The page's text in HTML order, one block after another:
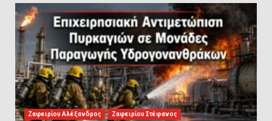
Εκπαιδεύουμε για να
εκπαιδεύσουμε ή για να
αλλάξουμε ζωές;
Sprinklers: Ο «αόρατος φύλακας
άγγελος» πάνω από το κεφάλι
Ζαφειρίου Αλέξανδρος Ζαφειρίου Στέφανος